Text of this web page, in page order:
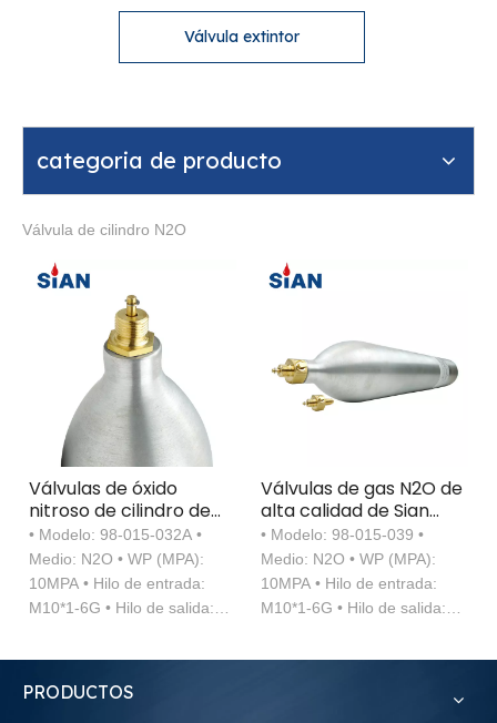
Válvula extintor
categoria de producto
Válvula de cilindro N2O
Válvulas de óxido
nitroso de cilindro de
gas médico de Sian
Industrial N2O
• Modelo: 98-015-032A •
Medio: N2O • WP (MPA):
10MPA • Hilo de entrada:
M10*1-6G • Hilo de salida:
seguridad: N/A
Válvulas de gas N2O de
alta calidad de Sian
fábrica válvula de
cilindro de óxido nitroso
médico de fábrica
• Modelo: 98-015-039 •
Medio: N2O • WP (MPA):
10MPA • Hilo de entrada:
M10*1-6G • Hilo de salida:
seguridad: 20.5 ± 1.5MPA
PRODUCTOS